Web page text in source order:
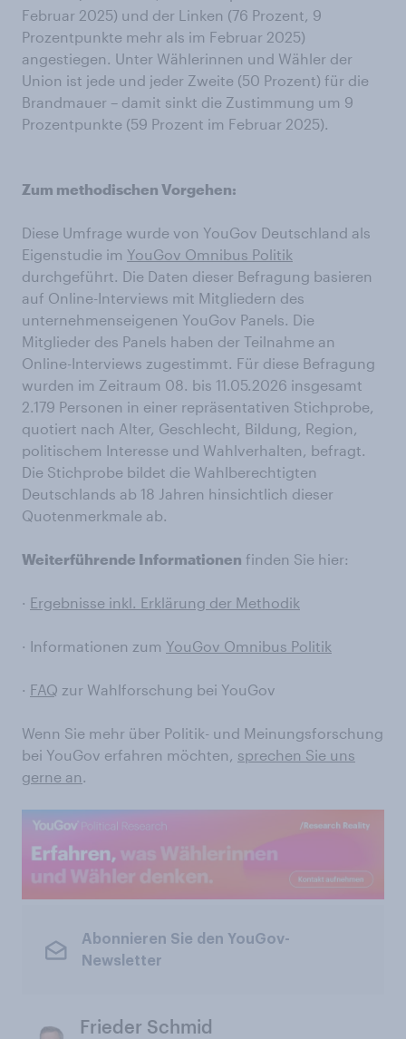
Februar 2025) und der Linken (76 Prozent, 9
Prozentpunkte mehr als im Februar 2025)
angestiegen. Unter Wählerinnen und Wähler der
Union ist jede und jeder Zweite (50 Prozent) für die
Brandmauer – damit sinkt die Zustimmung um 9
Prozentpunkte (59 Prozent im Februar 2025).
Zum methodischen Vorgehen:
Diese Umfrage wurde von YouGov Deutschland als
Eigenstudie im YouGov Omnibus Politik
durchgeführt. Die Daten dieser Befragung basieren
auf Online-Interviews mit Mitgliedern des
unternehmenseigenen YouGov Panels. Die
Mitglieder des Panels haben der Teilnahme an
Online-Interviews zugestimmt. Für diese Befragung
wurden im Zeitraum 08. bis 11.05.2026 insgesamt
2.179 Personen in einer repräsentativen Stichprobe,
quotiert nach Alter, Geschlecht, Bildung, Region,
politischem Interesse und Wahlverhalten, befragt.
Die Stichprobe bildet die Wahlberechtigten
Deutschlands ab 18 Jahren hinsichtlich dieser
Quotenmerkmale ab.
Weiterführende Informationen finden Sie hier:
· Ergebnisse inkl. Erklärung der Methodik
· Informationen zum YouGov Omnibus Politik
· FAQ zur Wahlforschung bei YouGov
Wenn Sie mehr über Politik- und Meinungsforschung
bei YouGov erfahren möchten, sprechen Sie uns
gerne an.
Abonnieren Sie den YouGov-
Newsletter
Frieder Schmid